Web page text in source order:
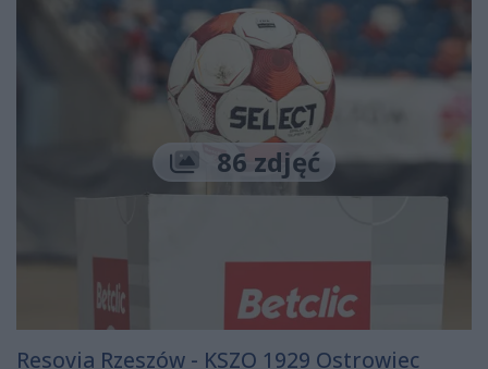
86 zdjęć
Resovia Rzeszów - KSZO 1929 Ostrowiec